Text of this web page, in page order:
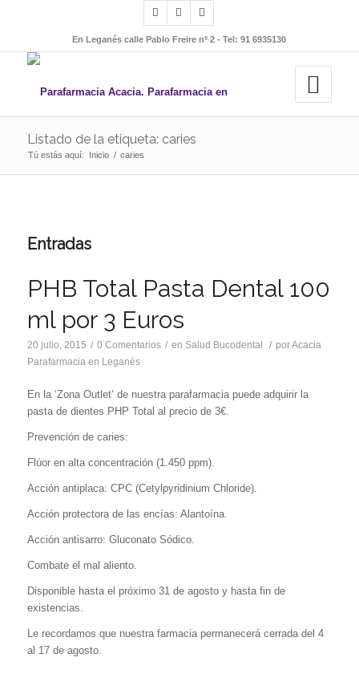
En Leganés calle Pablo Freire nº 2 - Tel: 91 6935130
Listado de la etiqueta: caries
Tú estás aquí: Inicio / caries
Entradas
PHB Total Pasta Dental 100
ml por 3 Euros
20 julio, 2015 / 0 Comentarios / en Salud Bucodental / porAcacia
Parafarmacia en Leganés
En la ‘Zona Outlet’ de nuestra parafarmacia puede adquirir la
pasta de dientes PHP Total al precio de 3€.
Prevención de caries:
Flúor en alta concentración (1.450 ppm).
Acción antiplaca: CPC (Cetylpyridinium Chloride).
Acción protectora de las encías: Alantoína.
Acción antisarro: Gluconato Sódico.
Combate el mal aliento.
Disponible hasta el próximo 31 de agosto y hasta fin de
existencias.
Le recordamos que nuestra farmacia permanecerá cerrada del 4
al 17 de agosto.